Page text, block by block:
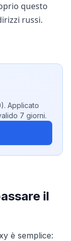
questo
russi.
Applicato
7 giorni.
il
è semplice: